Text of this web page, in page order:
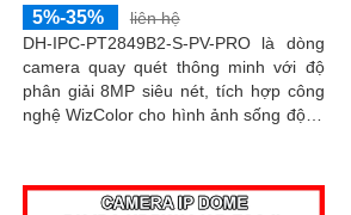
5%-35%
liên hệ
DH-IPC-PT2849B2-S-PV-PRO là dòng
camera quay quét thông minh với độ
phân giải 8MP siêu nét, tích hợp công
nghệ WizColor cho hình ảnh sống động
người và phương tiện báo động thông